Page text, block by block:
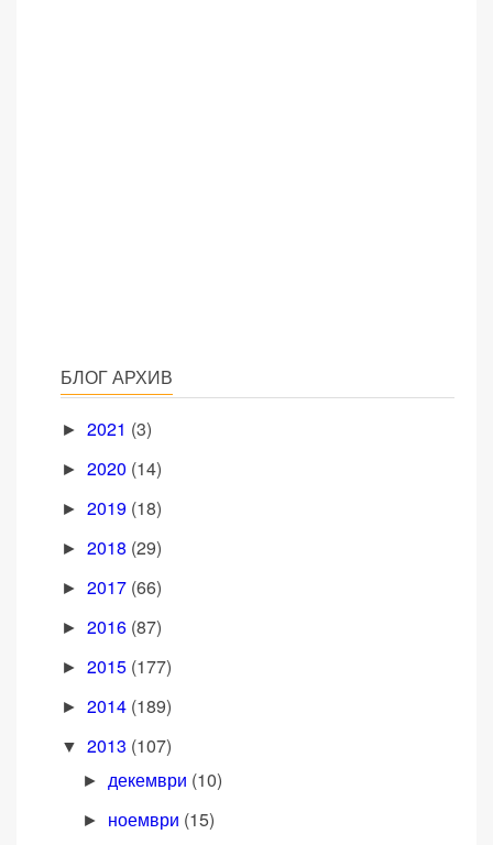
БЛОГ АРХИВ
► 2021 (3)
► 2020 (14)
► 2019 (18)
► 2018 (29)
► 2017 (66)
► 2016 (87)
► 2015 (177)
► 2014 (189)
▼ 2013 (107)
► декември (10)
► ноември (15)